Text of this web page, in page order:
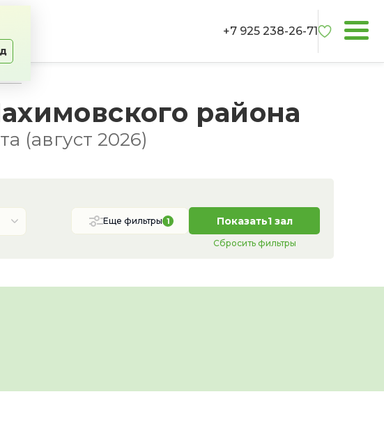
+7 925 238-26-71
района
(август 2026)
Еще фильтры 1 Показать1 зал
Сбросить фильтры